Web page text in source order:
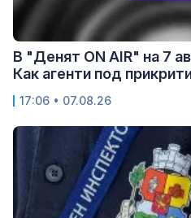
В "Денят ON AIR" на 7
Как агенти под
17:06 • 07.08.26